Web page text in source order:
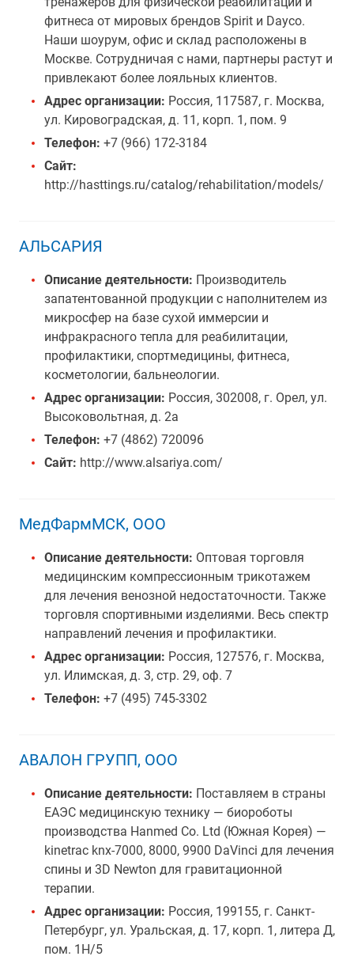
фитнеса от мировых брендов Spirit и Dayco.
Наши шоурум, офис и склад расположены в
Москве. Сотрудничая с нами, партнеры растут и
привлекают более лояльных клиентов.
Адрес организации: Россия, 117587, г. Москва,
ул. Кировоградская, д. 11, корп. 1, пом. 9
Телефон: +7 (966) 172-3184
Сайт:
http://hasttings.ru/catalog/rehabilitation/models/
АЛЬСАРИЯ
Описание деятельности: Производитель
запатентованной продукции с наполнителем из
микросфер на базе сухой иммерсии и
инфракрасного тепла для реабилитации,
профилактики, спортмедицины, фитнеса,
косметологии, бальнеологии.
Адрес организации: Россия, 302008, г. Орел, ул.
Высоковольтная, д. 2а
Телефон: +7 (4862) 720096
Сайт: http://www.alsariya.com/
МедФармМСК, ООО
Описание деятельности: Оптовая торговля
медицинским компрессионным трикотажем
для лечения венозной недостаточности. Также
торговля спортивными изделиями. Весь спектр
направлений лечения и профилактики.
Адрес организации: Россия, 127576, г. Москва,
ул. Илимская, д. 3, стр. 29, оф. 7
Телефон: +7 (495) 745-3302
АВАЛОН ГРУПП, ООО
Описание деятельности: Поставляем в страны
ЕАЭС медицинскую технику — биороботы
производства Hanmed Co. Ltd (Южная Корея) —
kinetrac knx-7000, 8000, 9900 DaVinci для лечения
спины и 3D Newton для гравитационной
терапии.
Адрес организации: Россия, 199155, г. Санкт-
Петербург, ул. Уральская, д. 17, корп. 1, литера Д,
пом. 1Н/5